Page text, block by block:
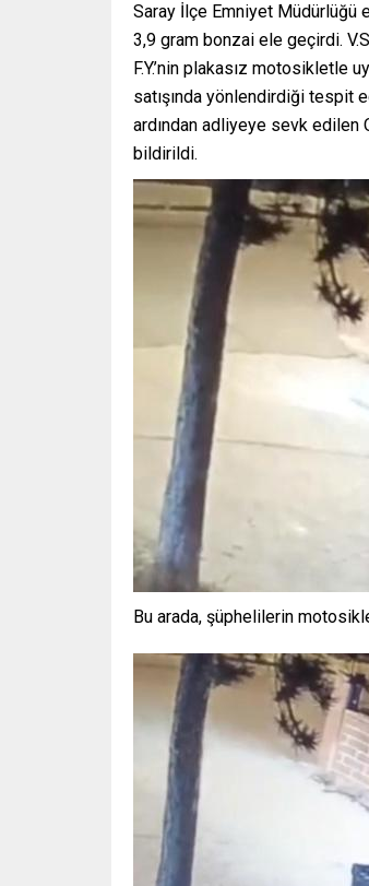
Saray İlçe Emniyet Müdürlüğü
3,9 gram bonzai ele geçirdi.
F.Y.’nin plakasız motosikletle
satışında yönlendirdiği tespit
ardından adliyeye sevk edilen
bildirildi.
Bu arada, şüphelilerin